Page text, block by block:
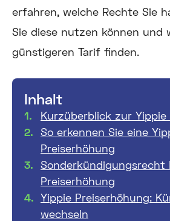
erfahren, welche Rechte Sie
Sie diese nutzen können und
günstigeren Tarif finden.
Inhalt
Kurzüberblick zur Yippie
So erkennen Sie eine
Preiserhöhung
Sonderkündigungsrecht
Preiserhöhung
Yippie Preiserhöhung:
wechseln